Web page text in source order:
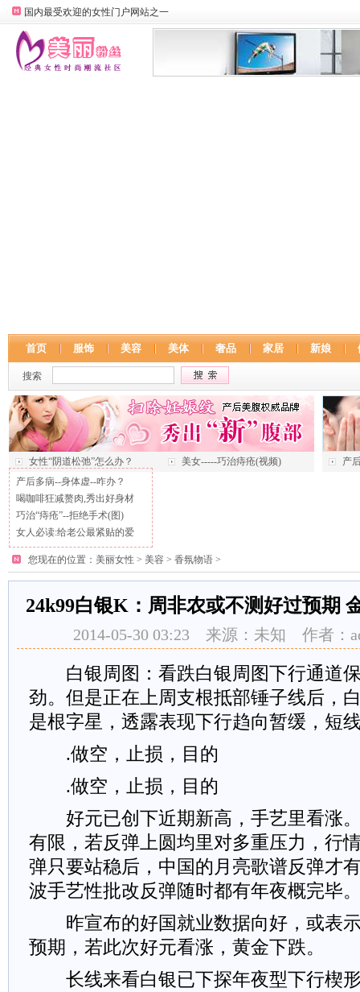
国内最受欢迎的女性门户网站之一
首页 服饰 美容 美体 奢品 家居 新娘
搜索
女性“阴道松弛”怎么办？ 美女-----巧治痔疮(视频)
产
产后多病--身体虚--咋办？
喝咖啡狂减赘肉,秀出好身材
巧治“痔疮”--拒绝手术(图)
女人必读:给老公最紧贴的爱
您现在的位置： 美丽女性 > 美容 > 香氛物语 >
24k99白银K：周非农或不测好过预期
2014-05-30 03:23 来源：未知 作者
白银周图：看跌白银周图下行通道保
劲。但是正在上周支根抵部锤子线后，
是根字星，透露表现下行趋向暂缓，短
.做空，止损，目的
.做空，止损，目的
好元已创下近期新高，手艺里看涨。
有限，若反弹上圆均里对多重压力，行
弹只要站稳后，中国的月亮歌谱反弹才
波手艺性批改反弹随时都有年夜概完毕
昨宣布的好国就业数据向好，或表示
预期，若此次好元看涨，黄金下跌。
长线来看白银已下探年夜型下行楔形